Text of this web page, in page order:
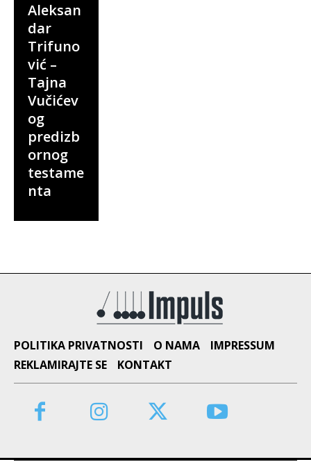
Aleksan
dar
Trifuno
vić –
Tajna
Vučićev
og
predizb
ornog
testame
nta
POLITIKA PRIVATNOSTI O NAMA
IMPRESSUM
REKLAMIRAJTE SE
KONTAKT